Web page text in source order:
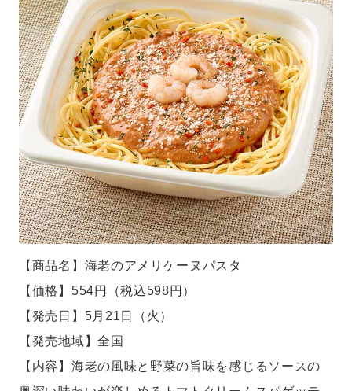
【商品名】海老のアメリケーヌパスタ
【価格】554円（税込598円）
【発売日】5月21日（火）
【発売地域】全国
【内容】海老の風味と野菜の旨味を感じるソースの